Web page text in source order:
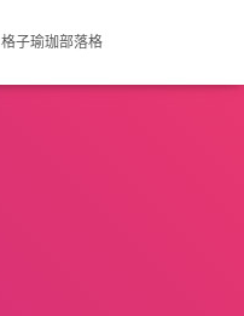
格子瑜珈部落格